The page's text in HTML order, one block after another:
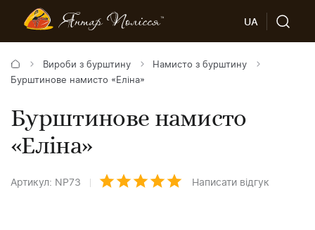
UA
Вироби з бурштину
Намисто з бурштину
Бурштинове намисто «Еліна»
Бурштинове намисто
«Еліна»
Артикул: NP73 Написати відгук